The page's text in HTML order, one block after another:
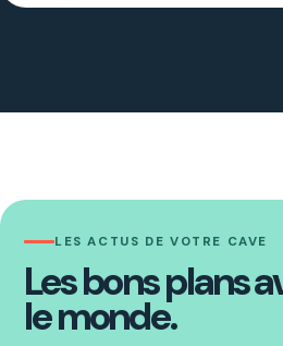
LES ACTUS DE VOTRE CAVE
Les bons plans
le monde.